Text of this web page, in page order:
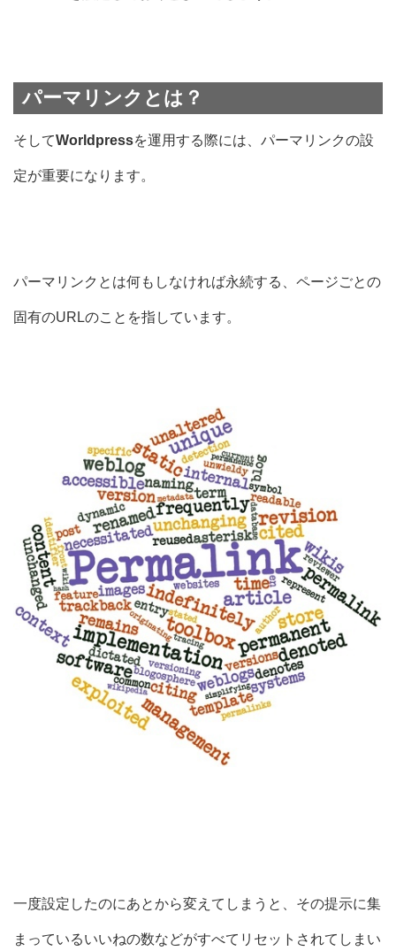
パーマリンクとは？
そしてWorldpressを運用する際には、 パーマリンクの設
定が重要になります。
パーマリンクとは何もしなければ永続する、ページごとの
固有のURLのことを指しています。
一度設定したのにあとから変えてしまうと、その提示に集
まっているいいねの数などがすべてリセットされてしまい